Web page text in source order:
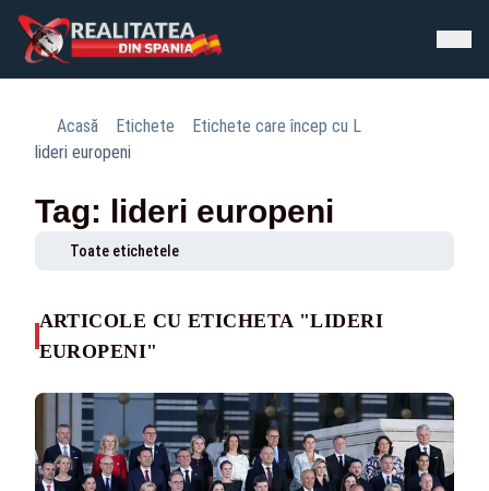
Acasă Etichete
Etichete care încep cu L
lideri europeni
Tag: lideri europeni
Toate etichetele
ARTICOLE CU ETICHETA "LIDERI
EUROPENI"